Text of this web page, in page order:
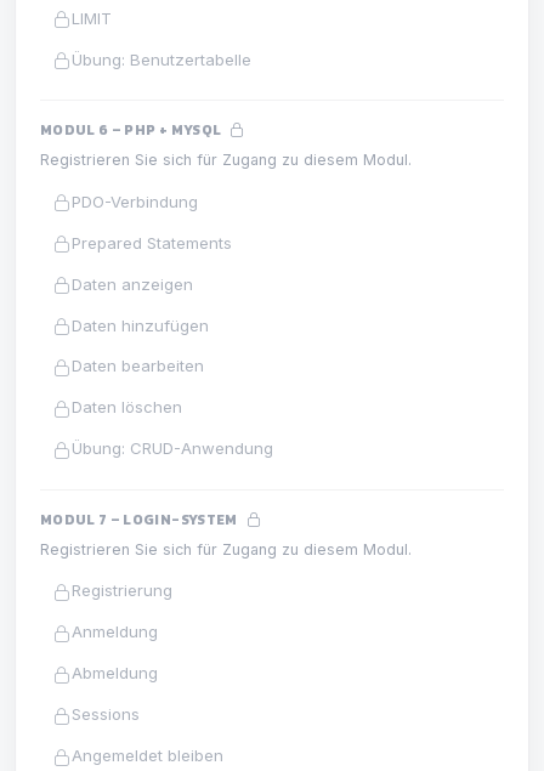
LIMIT
Übung: Benutzertabelle
MODUL 6 – PHP + MYSQL
Registrieren Sie sich für Zugang zu diesem Modul.
PDO-Verbindung
Prepared Statements
Daten anzeigen
Daten hinzufügen
Daten bearbeiten
Daten löschen
Übung: CRUD-Anwendung
MODUL 7 – LOGIN-SYSTEM
Registrieren Sie sich für Zugang zu diesem Modul.
Registrierung
Anmeldung
Abmeldung
Sessions
Angemeldet bleiben